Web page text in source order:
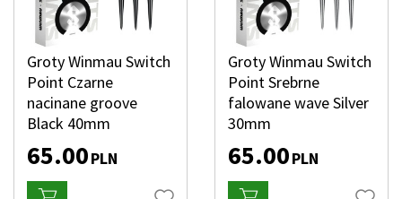
Groty Winmau Switch
Point Czarne
nacinane groove
Black 40mm
65.00PLN
Groty Winmau Switch
Point Srebrne
falowane wave Silver
30mm
65.00PLN